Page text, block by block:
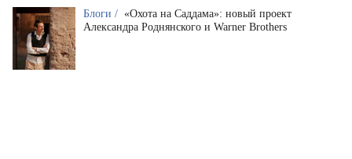
Блоги / «Охота на Саддама»: новый проект
Александра Роднянского и Warner Brothers